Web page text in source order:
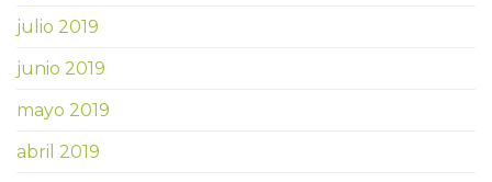
julio 2019
junio 2019
mayo 2019
abril 2019